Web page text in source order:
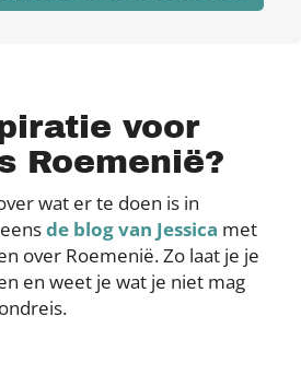
voor
Roemenië?
wat er te doen is in
de blog van Jessica met
over Roemenië. Zo laat je je
en weet je wat je niet mag